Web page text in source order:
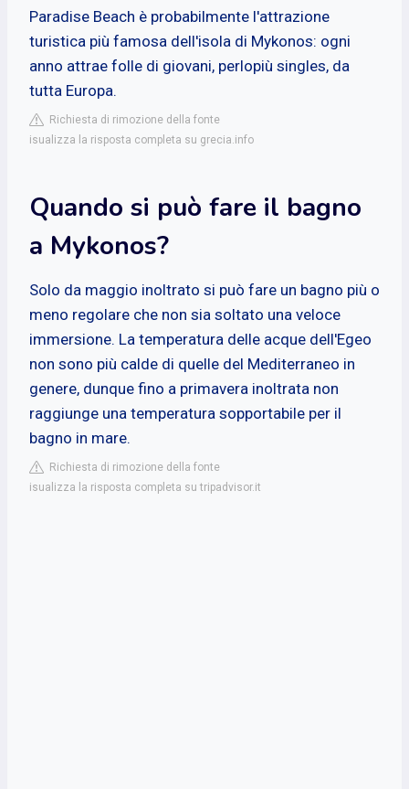
Paradise Beach è probabilmente l'attrazione
turistica più famosa dell'isola di Mykonos: ogni
anno attrae folle di giovani, perlopiù singles, da
tutta Europa.
Richiesta di rimozione della fonte
isualizza la risposta completa su grecia.info
Quando si può fare il bagno
a Mykonos?
Solo da maggio inoltrato si può fare un bagno più o
meno regolare che non sia soltato una veloce
immersione. La temperatura delle acque dell'Egeo
non sono più calde di quelle del Mediterraneo in
genere, dunque fino a primavera inoltrata non
raggiunge una temperatura sopportabile per il
bagno in mare.
Richiesta di rimozione della fonte
isualizza la risposta completa su tripadvisor.it